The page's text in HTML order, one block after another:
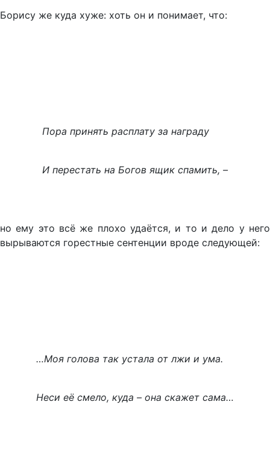
Борису же куда хуже: хоть он и понимает, что:
Пора принять расплату за награду
И перестать на Богов ящик спамить, –
но ему это всё же плохо удаётся, и то и дело у него
вырываются горестные сентенции вроде следующей:
…Моя голова так устала от лжи и ума.
Неси её смело, куда – она скажет сама…